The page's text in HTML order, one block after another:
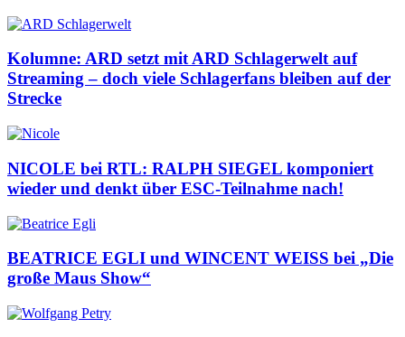
Kolumne: ARD setzt mit ARD Schlagerwelt auf
Streaming – doch viele Schlagerfans bleiben auf der
Strecke
NICOLE bei RTL: RALPH SIEGEL komponiert
wieder und denkt über ESC-Teilnahme nach!
BEATRICE EGLI und WINCENT WEISS bei „Die
große Maus Show“